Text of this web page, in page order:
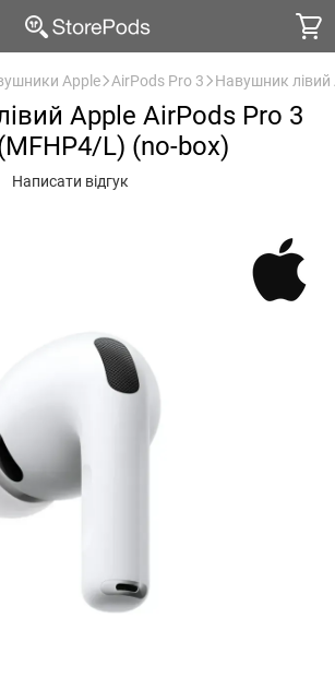
Apple AirPods Pro 3 Навушник
Apple AirPods Pro 3
L) (no-box)
Написати відгук